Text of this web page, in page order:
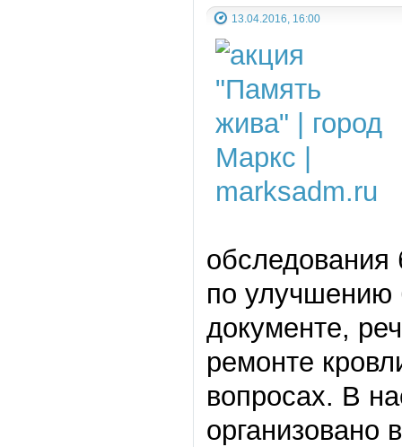
13.04.2016, 16:00
по улучшению
документе,
ремонте
вопросах. В
организовано